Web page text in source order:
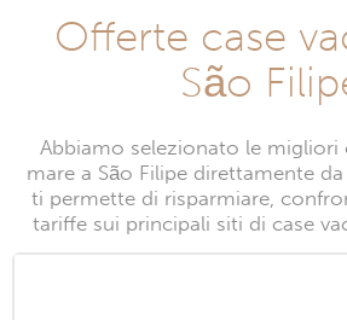
Offerte case
São
Abbiamo selezionato le migliori
mare a São Filipe direttamente
ti permette di risparmiare,
tariffe sui principali siti di case